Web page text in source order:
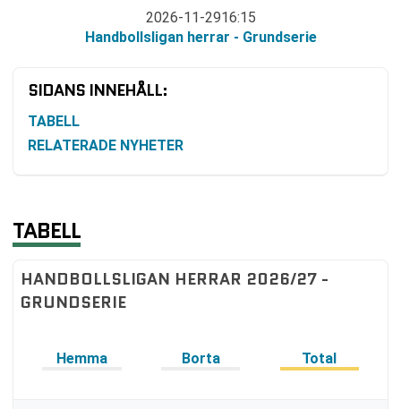
2026-11-2916:15
Handbollsligan herrar - Grundserie
SIDANS INNEHÅLL:
TABELL
RELATERADE NYHETER
TABELL
HANDBOLLSLIGAN HERRAR 2026/27 -
GRUNDSERIE
Hemma Borta Total